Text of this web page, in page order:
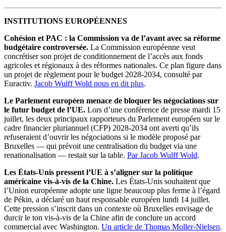
INSTITUTIONS EUROPÉENNES
Cohésion et PAC : la Commission va de l’avant avec sa réforme
budgétaire controversée. La Commission européenne veut
concrétiser son projet de conditionnement de l’accès aux fonds
agricoles et régionaux à des réformes nationales. Ce plan figure dans
un projet de règlement pour le budget 2028-2034, consulté par
Euractiv. Jacob Wulff Wold nous en dit plus.
Le Parlement européen menace de bloquer les négociations sur
le futur budget de l’UE. Lors d’une conférence de presse mardi 15
juillet, les deux principaux rapporteurs du Parlement européen sur le
cadre financier pluriannuel (CFP) 2028-2034 ont averti qu’ils
refuseraient d’ouvrir les négociations si le modèle proposé par
Bruxelles — qui prévoit une centralisation du budget via une
renationalisation — restait sur la table. Par Jacob Wulff Wold.
Les États-Unis pressent l’UE à s’aligner sur la politique
américaine vis-à-vis de la Chine. Les États-Unis souhaitent que
l’Union européenne adopte une ligne beaucoup plus ferme à l’égard
de Pékin, a déclaré un haut responsable européen lundi 14 juillet.
Cette pression s’inscrit dans un contexte où Bruxelles envisage de
durcir le ton vis-à-vis de la Chine afin de conclure un accord
commercial avec Washington. Un article de Thomas Moller-Nielsen.